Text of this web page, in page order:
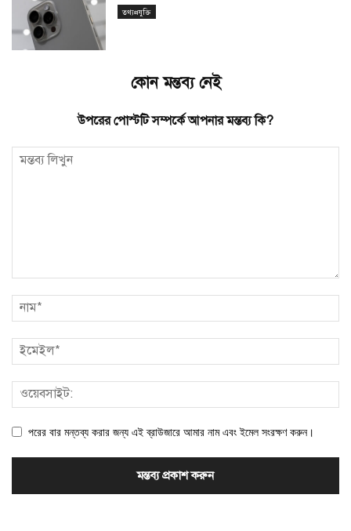
তথ্যপ্রযুক্তি
কোন মন্তব্য নেই
উপরের পোস্টটি সম্পর্কে আপনার মন্তব্য কি?
পরের বার মন্তব্য করার জন্য এই ব্রাউজারে আমার নাম এবং ইমেল সংরক্ষণ করুন।